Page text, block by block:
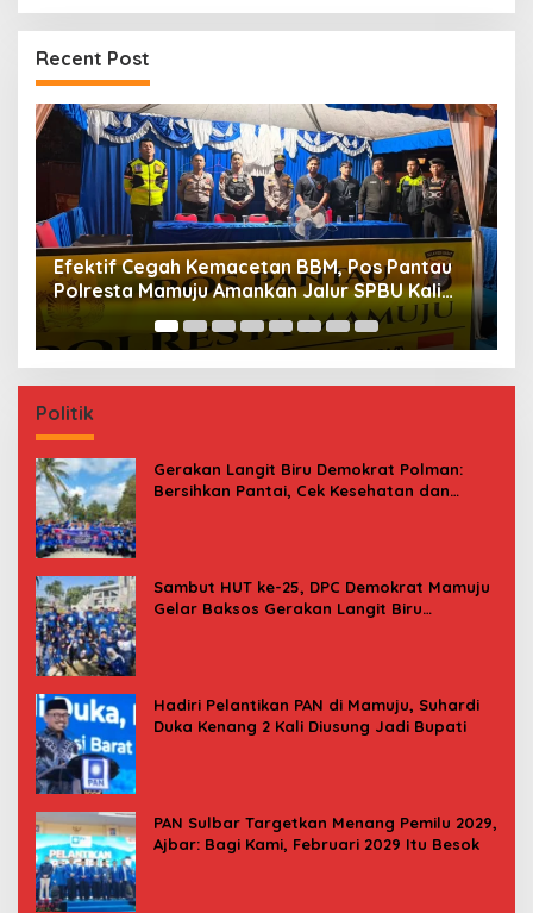
Recent Post
Maksimalkan Gizi Anak, SPPG Rangas Sajikan
Menu Daging Sapi untuk 2.798 Penerima
Politik
Gerakan Langit Biru Demokrat Polman:
Bersihkan Pantai, Cek Kesehatan dan
Sambut HUT ke-25, DPC Demokrat Mamuju
Gelar Baksos Gerakan Langit Biru
Hadiri Pelantikan PAN di Mamuju, Suhardi
Duka Kenang 2 Kali Diusung Jadi Bupati
PAN Sulbar Targetkan Menang Pemilu 2029,
Ajbar: Bagi Kami, Februari 2029 Itu Besok